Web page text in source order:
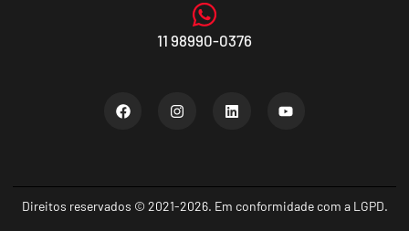
11 98990-0376
Direitos reservados © 2021-2026. Em conformidade com a LGPD.